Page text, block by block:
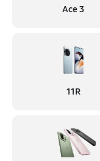
Ace 3
11R